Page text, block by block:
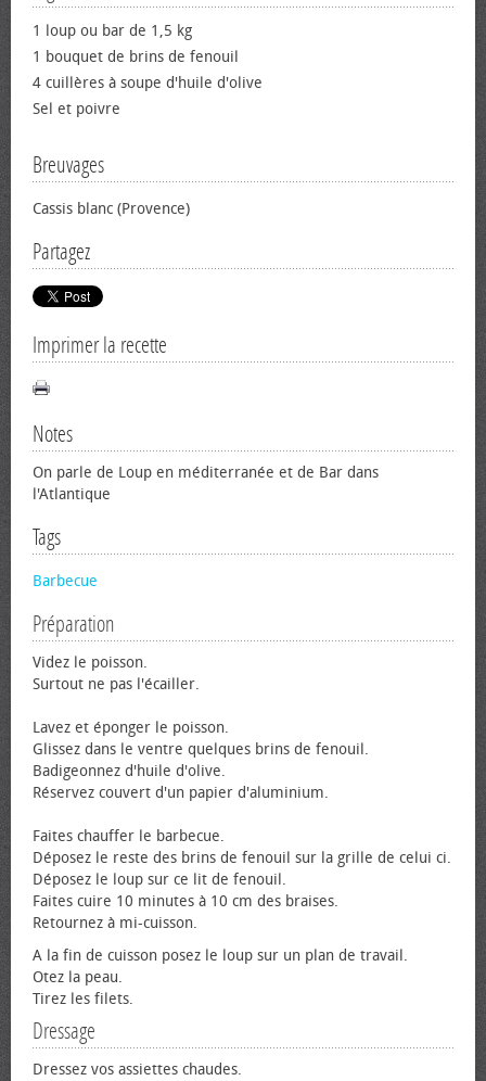
1 loup ou bar de 1,5 kg
1 bouquet de brins de fenouil
4 cuillères à soupe d'huile d'olive
Sel et poivre
Breuvages
Cassis blanc (Provence)
Partagez
Imprimer la recette
Notes
On parle de Loup en méditerranée et de Bar dans
l'Atlantique
Tags
Barbecue
Préparation
Videz le poisson.
Surtout ne pas l'écailler.
Lavez et éponger le poisson.
Glissez dans le ventre quelques brins de fenouil.
Badigeonnez d'huile d'olive.
Réservez couvert d'un papier d'aluminium.
Faites chauffer le barbecue.
Déposez le reste des brins de fenouil sur la grille de celui ci.
Déposez le loup sur ce lit de fenouil.
Faites cuire 10 minutes à 10 cm des braises.
Retournez à mi-cuisson.
A la fin de cuisson posez le loup sur un plan de travail.
Otez la peau.
Tirez les filets.
Dressage
Dressez vos assiettes chaudes.